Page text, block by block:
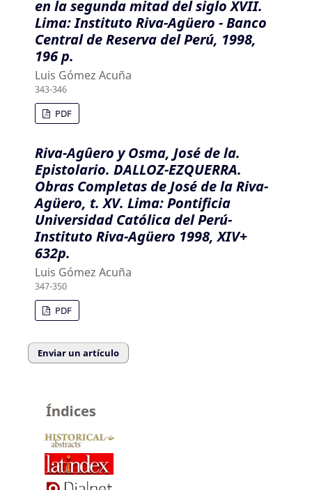
en la segunda mitad del siglo XVII.
Lima: Instituto Riva-Agüero - Banco
Central de Reserva del Perú, 1998,
196 p.
Luis Gómez Acuña
343-346
PDF
Riva-Agûero y Osma, José de la.
Epistolario. DALLOZ-EZQUERRA.
Obras Completas de José de la Riva-
Agüero, t. XV. Lima: Pontificia
Universidad Católica del Perú-
Instituto Riva-Agüero 1998, XIV+
632p.
Luis Gómez Acuña
347-350
PDF
Enviar un artículo